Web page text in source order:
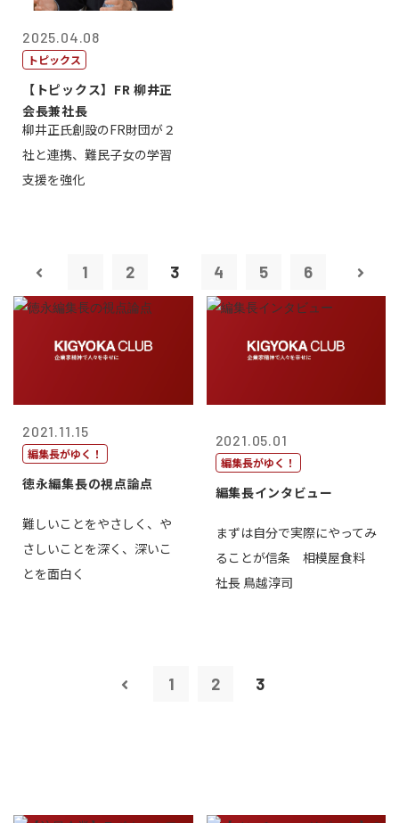
2025.04.08
トピックス
【トピックス】FR 柳井正
会長兼社長
柳井正氏創設のFR財団が２
社と連携、難民子女の学習
支援を強化
1 2 3 4 5 6
2021.11.15
編集長がゆく！
徳永編集長の視点論点
難しいことをやさしく、や
さしいことを深く、深いこ
とを面白く
2021.05.01
編集長がゆく！
編集長インタビュー
まずは自分で実際にやってみ
ることが信条 相模屋食料
社長 鳥越淳司
1 2 3